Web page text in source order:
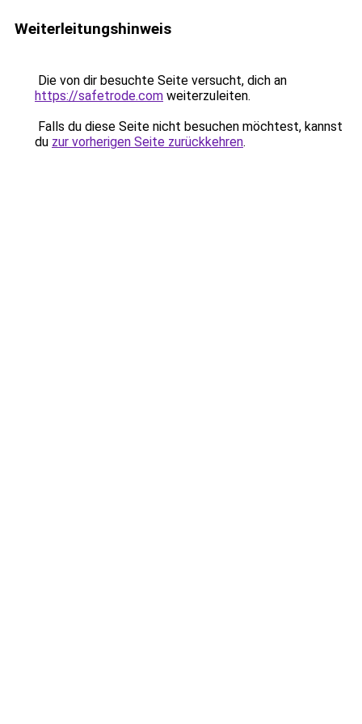
Weiterleitungshinweis
Die von dir besuchte Seite versucht, dich an
https://safetrode.com weiterzuleiten.
Falls du diese Seite nicht besuchen möchtest, kannst
du zur vorherigen Seite zurückkehren.